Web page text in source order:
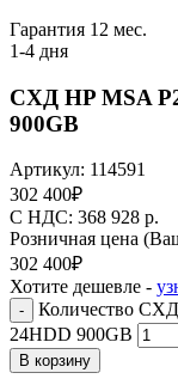
Гарантия 12 мес.
1-4 дня
СХД HP MSA
900GB
Артикул: 114591
302 400₽
C НДС: 368 928 р.
Розничная цена
302 400₽
Хотите дешевле -
-
Количество
24HDD 900GB
В корзину